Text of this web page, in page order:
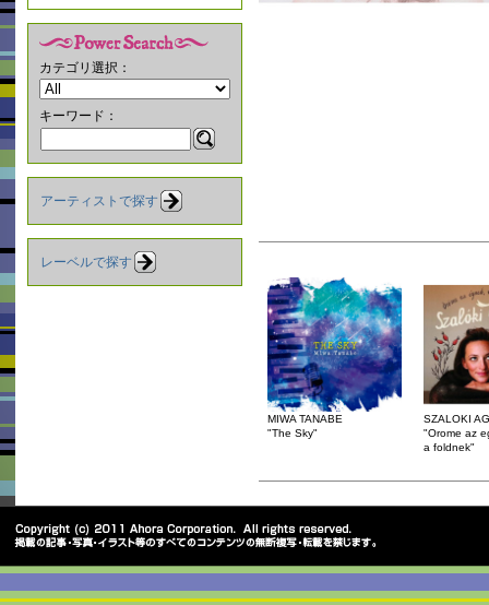
カテゴリ選択：
キーワード：
アーティストで探す
レーベルで探す
MIWA TANABE
"The Sky"
SZALOKI
"Orome az
a foldnek"